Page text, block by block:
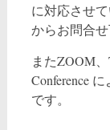
に対応させ
からお問合せ
またZOOM
Conference
です。